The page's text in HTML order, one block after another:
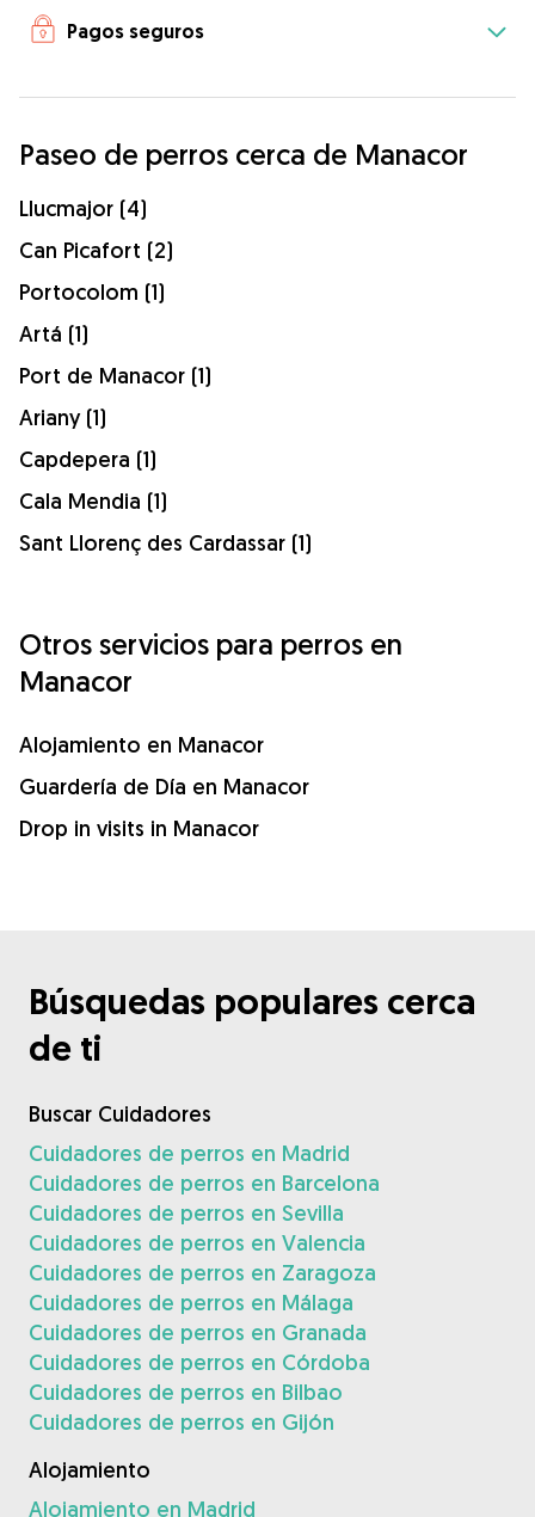
Pagos seguros
Paseo de perros cerca de Manacor
Llucmajor (4)
Can Picafort (2)
Portocolom (1)
Artá (1)
Port de Manacor (1)
Ariany (1)
Capdepera (1)
Cala Mendia (1)
Sant Llorenç des Cardassar (1)
Otros servicios para perros en
Manacor
Alojamiento en Manacor
Guardería de Día en Manacor
Drop in visits in Manacor
Búsquedas populares cerca
de ti
Buscar Cuidadores
Cuidadores de perros en Madrid
Cuidadores de perros en Barcelona
Cuidadores de perros en Sevilla
Cuidadores de perros en Valencia
Cuidadores de perros en Zaragoza
Cuidadores de perros en Málaga
Cuidadores de perros en Granada
Cuidadores de perros en Córdoba
Cuidadores de perros en Bilbao
Cuidadores de perros en Gijón
Alojamiento
Alojamiento en Madrid